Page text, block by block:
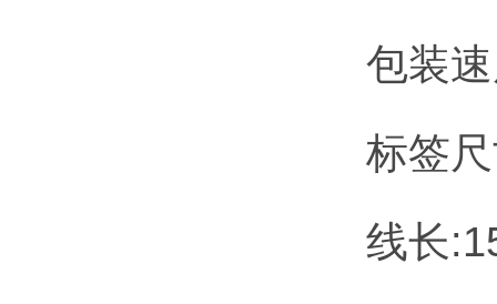
包装
标签
线长